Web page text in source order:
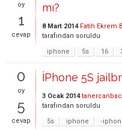
oy
1
cevap
mı?
8 Mart 2014 Fatih Ekrem
tarafından soruldu
iphone
5s 16
0
oy
5
cevap
İPhone 5S
3 Ocak 2014 tanercanbac
tarafından soruldu
5s
iphone -